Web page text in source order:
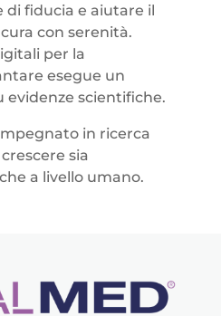
fiducia e aiutare il
con serenità.
per la
esegue un
evidenze scientifiche.
in ricerca
sia
a livello umano.